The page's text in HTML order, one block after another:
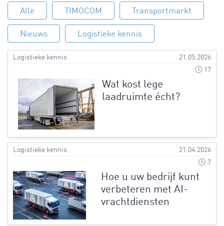
Alle TIMOCOM Transportmarkt
Nieuws Logistieke kennis
Logistieke kennis
21.05.2026
17
Wat kost lege
laadruimte écht?
Logistieke kennis
21.04.2026
7
Hoe u uw bedrijf kunt
verbeteren met AI-
vrachtdiensten